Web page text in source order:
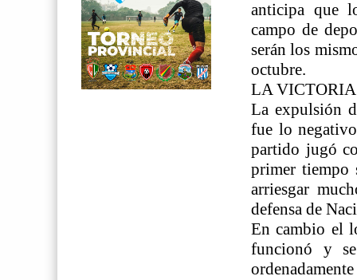
anticipa que
campo de
serán los
octubre.
LA VICTORIA
La expulsión
fue lo
partido jugó
primer tiempo
arriesgar
defensa de
En cambio el
funcionó y